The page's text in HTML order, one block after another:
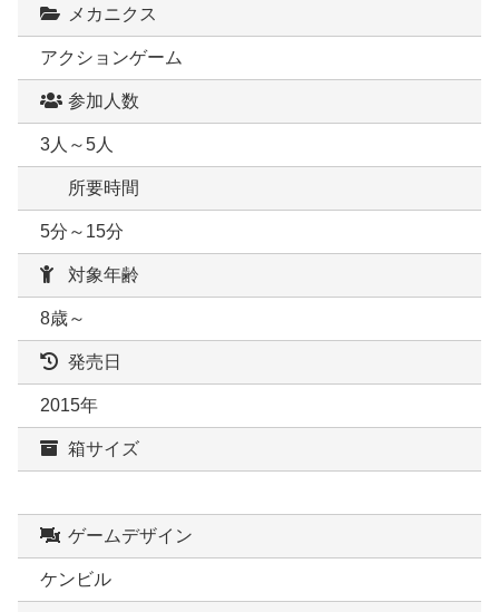
メカニクス
アクションゲーム
参加人数
3人～5人
所要時間
5分～15分
対象年齢
8歳～
発売日
2015年
箱サイズ
ゲームデザイン
ケンビル